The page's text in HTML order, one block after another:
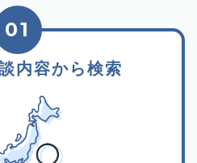
内容から検索
01